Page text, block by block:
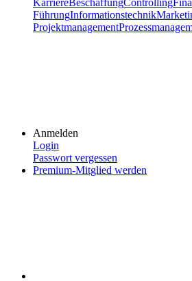
KarriereBeschaffungControlling
FührungInformationstechnik
Projektmanagement
Anmelden
Login
Passwort vergessen
Premium-Mitglied werden